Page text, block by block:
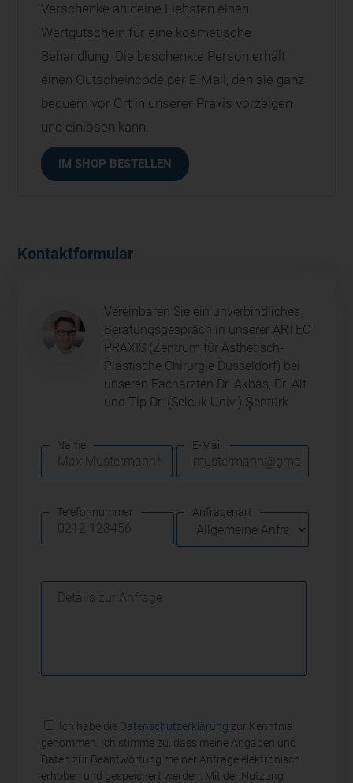
Verschenke an deine Liebsten einen
Wertgutschein für eine kosmetische
Behandlung. Die beschenkte Person erhält
einen Gutscheincode per E-Mail, den sie ganz
bequem vor Ort in unserer Praxis vorzeigen
und einlösen kann.
IM SHOP BESTELLEN
Kontaktformular
Vereinbaren Sie ein unverbindliches
Beratungsgespräch in unserer ARTEO
PRAXIS (Zentrum für Ästhetisch-
Plastische Chirurgie Düsseldorf) bei
unseren Fachärzten Dr. Akbas, Dr. Alt
und Tip Dr. (Selcuk Univ.) Şentürk
Name E-Mail
Telefonnummer Anfragenart
Ich habe die Datenschutzerklärung zur Kenntnis
genommen. Ich stimme zu, dass meine Angaben und
Daten zur Beantwortung meiner Anfrage elektronisch
erhoben und gespeichert werden. Mit der Nutzung